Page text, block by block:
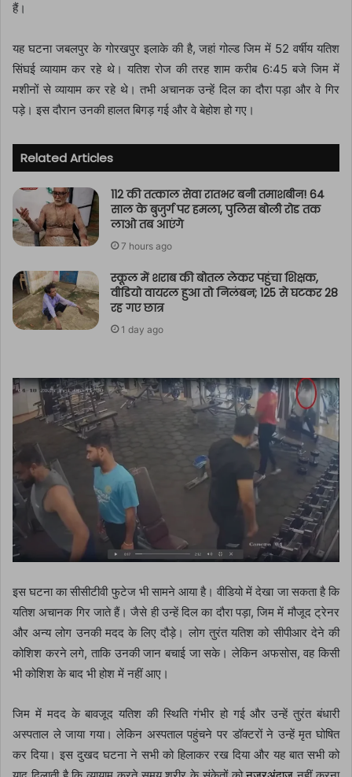
हैं।
यह घटना जबलपुर के गोरखपुर इलाके की है, जहां गोल्ड जिम में 52 वर्षीय यतिश
सिंघई व्यायाम कर रहे थे। यतिश रोज की तरह शाम करीब 6:45 बजे जिम में
मशीनों से व्यायाम कर रहे थे। तभी अचानक उन्हें दिल का दौरा पड़ा और वे गिर
पड़े। इस दौरान उनकी हालत बिगड़ गई और वे बेहोश हो गए।
Related Articles
112 की तत्काल सेवा रातभर बनी तमाशबीन! 64
साल के बुजुर्ग पर हमला, पुलिस बोली रोड तक
लाओ तब आएंगे
7 hours ago
स्कूल में शराब की बोतल लेकर पहुंचा शिक्षक,
वीडियो वायरल हुआ तो निलंबन; 125 से घटकर 28
रह गए छात्र
1 day ago
इस घटना का सीसीटीवी फुटेज भी सामने आया है। वीडियो में देखा जा सकता है कि
यतिश अचानक गिर जाते हैं। जैसे ही उन्हें दिल का दौरा पड़ा, जिम में मौजूद ट्रेनर
और अन्य लोग उनकी मदद के लिए दौड़े। लोग तुरंत यतिश को सीपीआर देने की
कोशिश करने लगे, ताकि उनकी जान बचाई जा सके। लेकिन अफसोस, वह किसी
भी कोशिश के बाद भी होश में नहीं आए।
जिम में मदद के बावजूद यतिश की स्थिति गंभीर हो गई और उन्हें तुरंत बंधारी
अस्पताल ले जाया गया। लेकिन अस्पताल पहुंचने पर डॉक्टरों ने उन्हें मृत घोषित
कर दिया। इस दुखद घटना ने सभी को हिलाकर रख दिया और यह बात सभी को